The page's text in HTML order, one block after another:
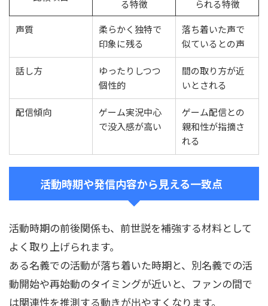
る特徴
られる特徴
声質
柔らかく独特で
印象に残る
落ち着いた声で
似ているとの声
話し方
ゆったりしつつ
個性的
間の取り方が近
いとされる
配信傾向
ゲーム実況中心
で没入感が高い
ゲーム配信との
親和性が指摘さ
れる
活動時期や発信内容から見える一致点
活動時期の前後関係も、前世説を補強する材料として
よく取り上げられます。
ある名義での活動が落ち着いた時期と、別名義での活
動開始や再始動のタイミングが近いと、ファンの間で
は関連性を推測する動きが出やすくなります。